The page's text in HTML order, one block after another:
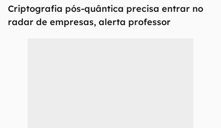
Criptografia pós-quântica precisa entrar no
radar de empresas, alerta professor